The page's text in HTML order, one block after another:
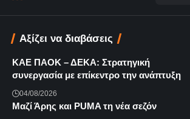
Αξίζει να διαβάσεις
KAE ΠΑΟΚ – ΔΕΚΑ: Στρατηγική
συνεργασία με επίκεντρο την ανάπτυξη
04/08/2026
Μαζί Άρης και PUMA τη νέα σεζόν